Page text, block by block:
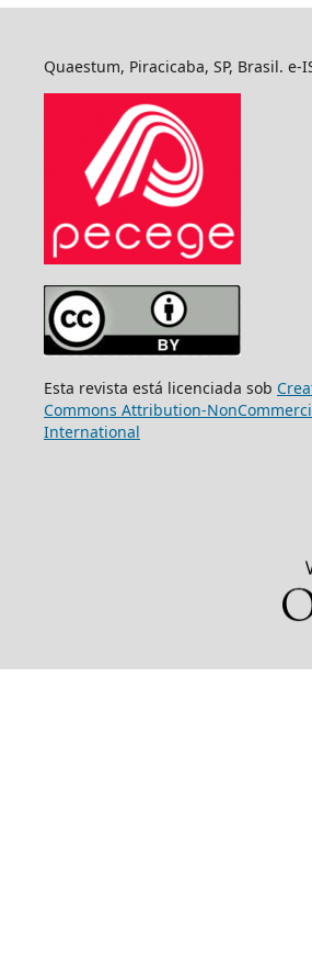
Quaestum, Piracicaba, SP, Brasil. e-
Esta revista está licenciada sob
Commons Attribution-
International